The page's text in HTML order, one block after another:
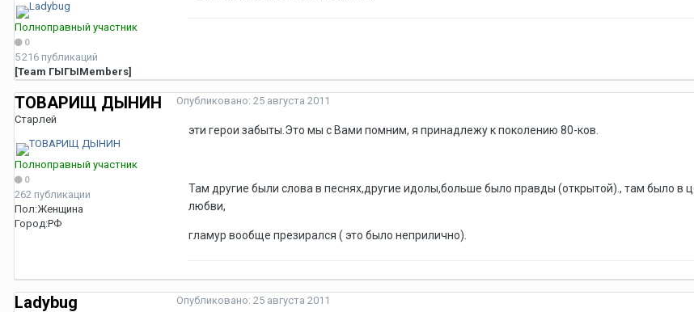
Полноправный участник
0
5 216 публикаций
[Team ГЫГЫMembers]
ТОВАРИЩ ДЫНИН
Старлей
Полноправный участник
0
262 публикации
Пол:Женщина
Город:РФ
Опубликовано: 25 августа 2011
эти герои забыты.Это мы с Вами помним, я принадлежу к поколению 80-ков.
Там другие были слова в песнях,другие идолы,больше было правды (открытой)., там было в
любви,
гламур вообще презирался ( это было неприлично).
Ladybug Опубликовано: 25 августа 2011